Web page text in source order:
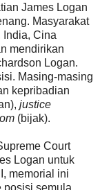
James Logan
Masyarakat
India, Cina
mendirikan
Logan.
Masing-masing
kepribadian
justice
(bijak).
Court
Logan untuk
memorial ini
posisi semula.